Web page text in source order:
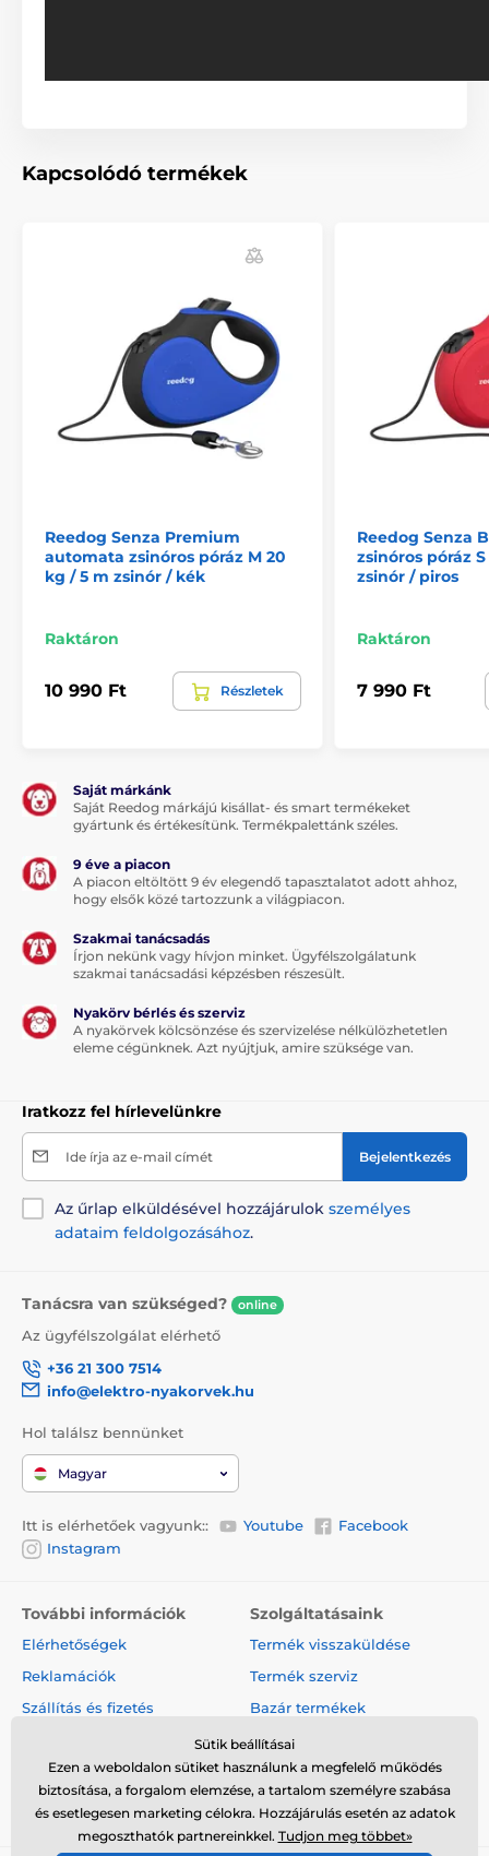
A szalag kényelmesebb formája a sétáltatásnak és
(szalagfeltekerő) mechanizmus biztosítja a szalag
A póráz vitathatatlan előnye a design, mely nemcsak
hogy stílusos, de a kényelmét is biztosítja! A
kényelmes és megbízható fogásról az ergonomikus
fogantyú gondoskodik. A kutya nyakörve krómozott
karabiner segítségével csatlakoztató a pórázhoz.
Amennyiben egy termék esetében a minőség és a
modern kialakítás ötvözi egymást, könnyedén
megkedvelheti. A Reedog Senza automata póráz
kapható.
vezérlés egyetlen gombnyomással
multipozíciós szalag - nem akad be
stílusos design
A termék hátrányai:
1 x Reedog Senza automata szalagos póráz
Megjegyzés: A kép csak illusztráció.
A műszaki specifikációk előzetes értesítés nélkül
változhatnak. A képek csak illusztrációk.
A termék a következő kategóriákba sorolt
Kutyapóráz Automata póráz
Szalagos
Nagytestű kutyáknak
Kapcsolódó termékek
Reedog Senza Premium
automata zsinóros póráz M 20
kg / 5 m zsinór / kék
Raktáron
10 990 Ft Részletek
Reedog Senza
zsinóros póráz
zsinór / piros
Raktáron
7 990 Ft
Saját márkánk
Saját Reedog márkájú kisállat- és smart termékeket
gyártunk és értékesítünk. Termékpalettánk széles.
9 éve a piacon
A piacon eltöltött 9 év elegendő tapasztalatot adott ahhoz,
hogy elsők közé tartozzunk a világpiacon.
Szakmai tanácsadás
Írjon nekünk vagy hívjon minket. Ügyfélszolgálatunk
szakmai tanácsadási képzésben részesült.
Nyakörv bérlés és szerviz
A nyakörvek kölcsönzése és szervizelése nélkülözhetetlen
eleme cégünknek. Azt nyújtjuk, amire szüksége van.
Iratkozz fel hírlevelünkre
Ide írja az e-mail címét Bejelentkezés
Az űrlap elküldésével hozzájárulok személyes
adataim feldolgozásához.
Tanácsra van szükséged? online
Az ügyfélszolgálat elérhető
+36 21 300 7514
info@elektro-nyakorvek.hu
Hol találsz bennünket
Magyar
Itt is elérhetőek vagyunk:: Youtube
Facebook
Instagram
További információk
Elérhetőségek
Reklamációk
Szállítás és fizetés
Szerződési feltételek
Szolgáltatásaink
Termék visszaküldése
Termék szerviz
Bazár termékek
Nagykereskedelem
Cikkek és hírek
Vélemények és értékelések
Sütik beállításai
Ezen a weboldalon sütiket használunk a megfelelő működés
biztosítása, a forgalom elemzése, a tartalom személyre szabása
és esetlegesen marketing célokra. Hozzájárulás esetén az adatok
megoszthatók partnereinkkel. Tudjon meg többet»